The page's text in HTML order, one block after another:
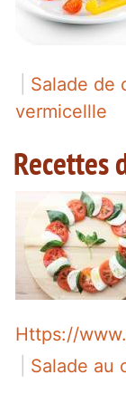
Salade de
vermicellle
Recettes
Https://
Salade au